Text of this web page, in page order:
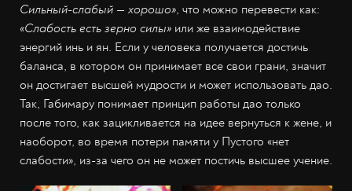
Сильный-слабый — хорошо», что можно перевести как:
«Слабость есть зерно силы» или же взаимодействие
энергий инь и ян. Если у человека получается достичь
баланса, в котором он принимает все свои грани, значит
он достигает высшей мудрости и может использовать дао.
Так, Габимару понимает принцип работы дао только
после того, как зацикливается на идее вернуться к жене, и
наоборот, во время потери памяти у Пустого «нет
слабости», из-за чего он не может постичь высшее учение.